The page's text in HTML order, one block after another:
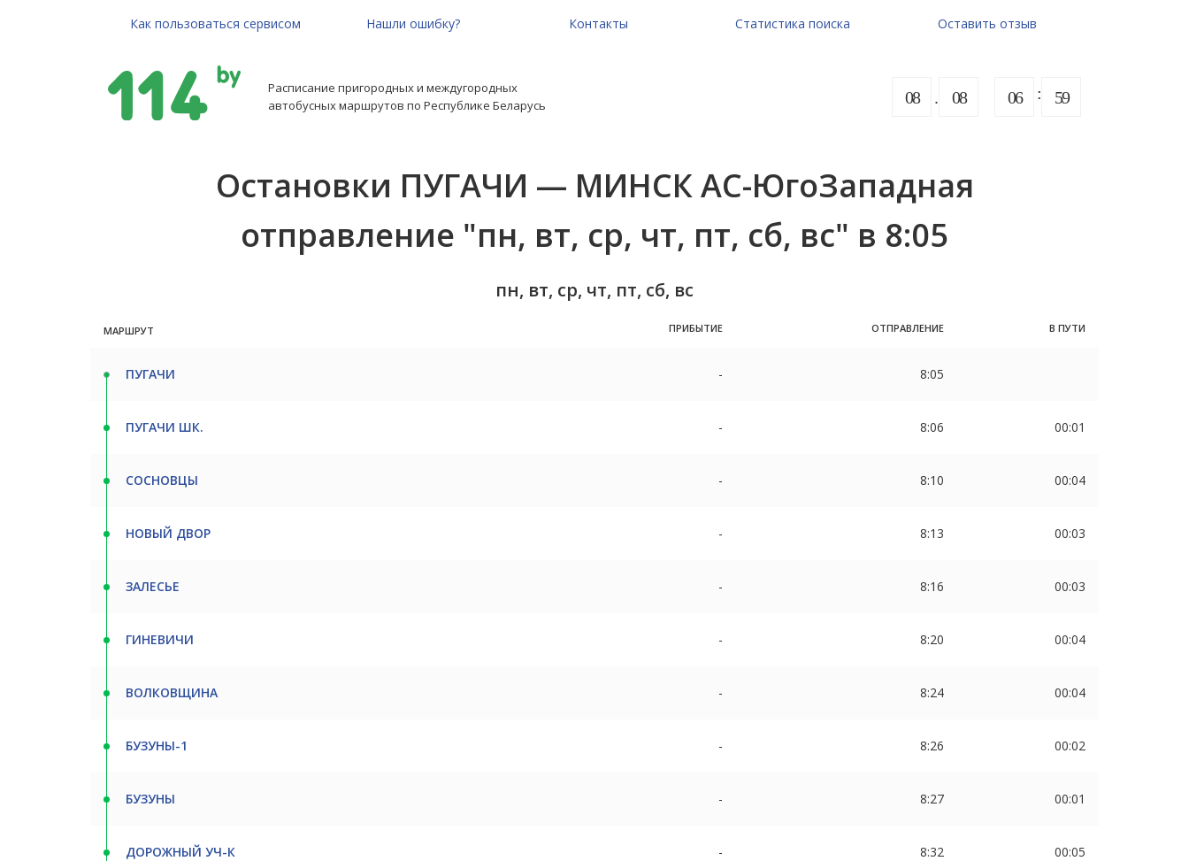
Как пользоваться сервисом Нашли ошибку? Контакты Статистика поиска Оставить отзыв
Расписание пригородных и междугородных
автобусных маршрутов по Республике Беларусь
08 08 06 59
Остановки ПУГАЧИ — МИНСК АС-ЮгоЗападная
отправление "пн, вт, ср, чт, пт, сб, вс" в 8:05
пн, вт, ср, чт, пт, сб, вс
МАРШРУТ ПРИБЫТИЕ ОТПРАВЛЕНИЕ В ПУТИ
ПУГАЧИ - 8:05
ПУГАЧИ ШК. - 8:06 00:01
СОСНОВЦЫ - 8:10 00:04
НОВЫЙ ДВОР - 8:13 00:03
ЗАЛЕСЬЕ - 8:16 00:03
ГИНЕВИЧИ - 8:20 00:04
ВОЛКОВЩИНА - 8:24 00:04
БУЗУНЫ-1 - 8:26 00:02
БУЗУНЫ - 8:27 00:01
ДОРОЖНЫЙ УЧ-К - 8:32 00:05